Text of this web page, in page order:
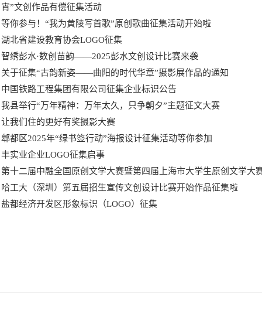
宵”文创作品有偿征集活动
等你参与！“我为黄陵写首歌”原创歌曲征集活动开始啦
湖北省建设教育协会LOGO征集
智绣彭水·数创苗韵——2025彭水文创设计比赛来袭
关于征集“古韵新姿——曲阳的时代华章”摄影展作品的通知
中国铁路工程集团有限公司征集企业标识公告
我县举行“万年精神：万年太久，只争朝夕”主题征文大赛
让我们住的更好有奖摄影大赛
郫都区2025年“绿书签行动”海报设计征集活动等你参加
丰实业企业LOGO征集启事
第十二届中融全国原创文学大赛暨第四届上海市大学生原创文学大
哈工大（深圳）第五届招生宣传文创设计比赛开始作品征集啦
盐都经济开发区形象标识（LOGO）征集